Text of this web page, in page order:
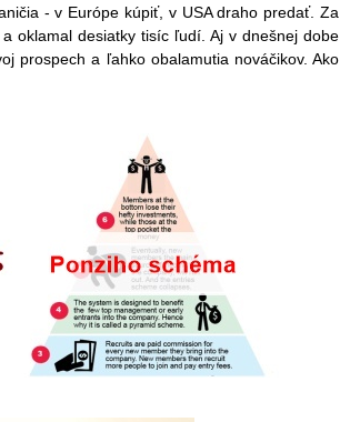
- v Európe kúpiť, v USA draho predať. Za
oklamal desiatky tisíc ľudí. Aj v dnešnej dobe
prospech a ľahko obalamutia nováčikov. Ako